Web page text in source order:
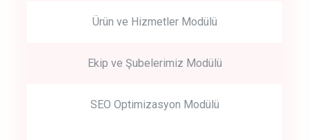
Ürün ve Hizmetler Modülü
Ekip ve Şubelerimiz Modülü
SEO Optimizasyon Modülü